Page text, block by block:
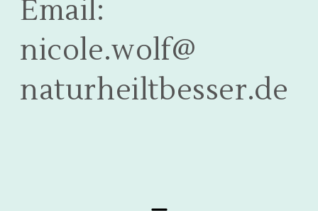
Email:
nicole.wolf@
naturheiltbesser.de